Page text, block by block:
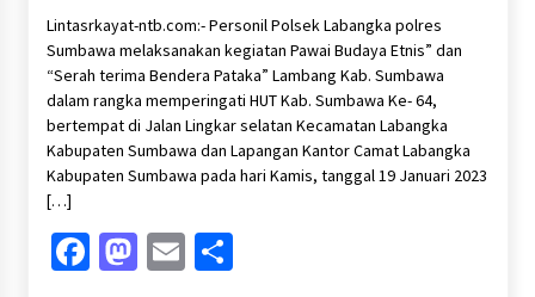
Lintasrkayat-ntb.com:- Personil Polsek Labangka polres
Sumbawa melaksanakan kegiatan Pawai Budaya Etnis” dan
“Serah terima Bendera Pataka” Lambang Kab. Sumbawa
dalam rangka memperingati HUT Kab. Sumbawa Ke- 64,
bertempat di Jalan Lingkar selatan Kecamatan Labangka
Kabupaten Sumbawa dan Lapangan Kantor Camat Labangka
Kabupaten Sumbawa pada hari Kamis, tanggal 19 Januari 2023
[…]
Facebook
Mastodon
EmailShare